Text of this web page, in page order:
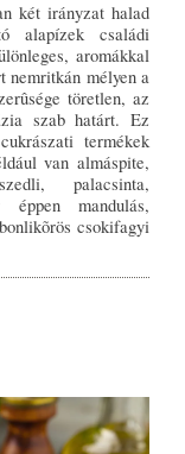
két irányzat halad
alapízek családi
aromákkal
nemritkán mélyen a
töretlen, az
szab határt. Ez
termékek
van almáspite,
palacsinta,
éppen mandulás,
csokifagyi